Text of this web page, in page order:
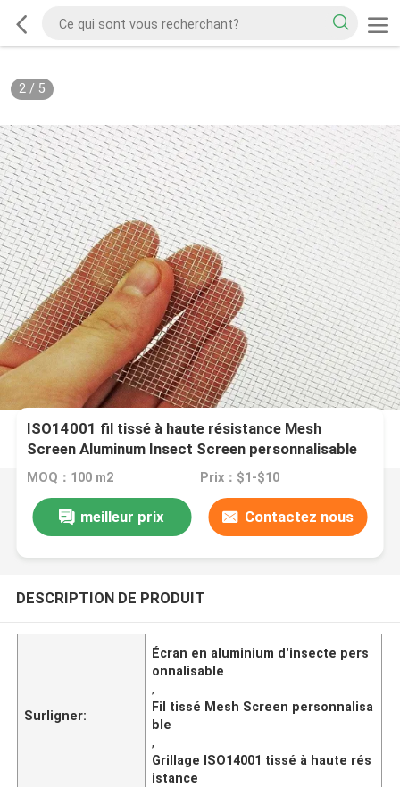
2/ 5
ISO14001 fil tissé à haute résistance Mesh
Screen Aluminum Insect Screen personnalisable
MOQ：100 m2 Prix：$1-$10
meilleur prix Contactez nous
DESCRIPTION DE PRODUIT
Surligner:
Écran en aluminium d'insecte pers
onnalisable
,
Fil tissé Mesh Screen personnalisa
ble
,
Grillage ISO14001 tissé à haute rés
istance